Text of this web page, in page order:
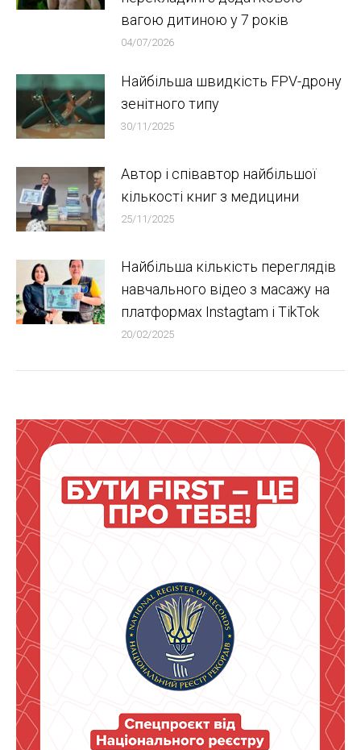
вагою дитиною у 7 років
04/07/2026
Найбільша швидкість FPV-дрону
зенітного типу
30/11/2025
Автор і співавтор найбільшої
кількості книг з медицини
25/11/2025
Найбільша кількість переглядів
навчального відео з масажу на
платформах Instagtam i TikTok
20/02/2025